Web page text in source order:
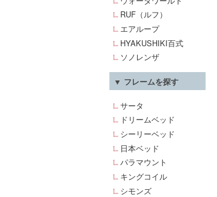
RUF（ルフ）
エアループ
HYAKUSHIKI百式
ソノレンザ
▼ フレームを探す
サータ
ドリームベッド
シーリーベッド
日本ベッド
パラマウント
キングコイル
シモンズ